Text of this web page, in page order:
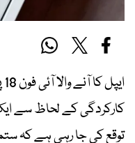
کارکردگی کے لحاظ سے